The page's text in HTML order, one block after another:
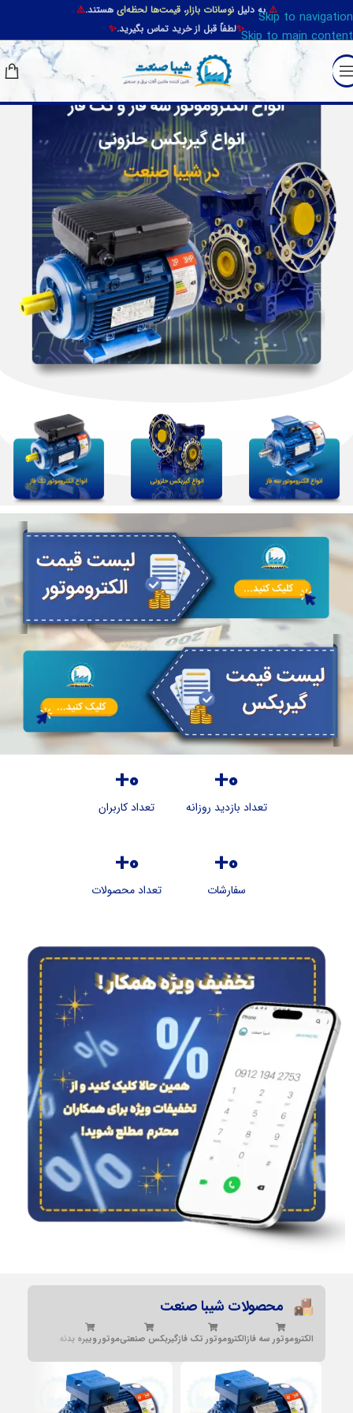
Skip to navigation
Skip to main content
⚠️به دلیل نوسانات بازار، قیمت‌ها لحظه‌ای هستند.⚠️
✨لطفاً قبل از خرید تماس بگیرید.✨
تعداد بازدید روزانه
0
+
تعداد کاربران
0
+
سفارشات
0
+
تعداد محصولات
0
+
محصولات شیبا صنعت
الکتروموتور سه فازالکتروموتور تک فازگیربکس صنعتیموتور ویبره بدنه